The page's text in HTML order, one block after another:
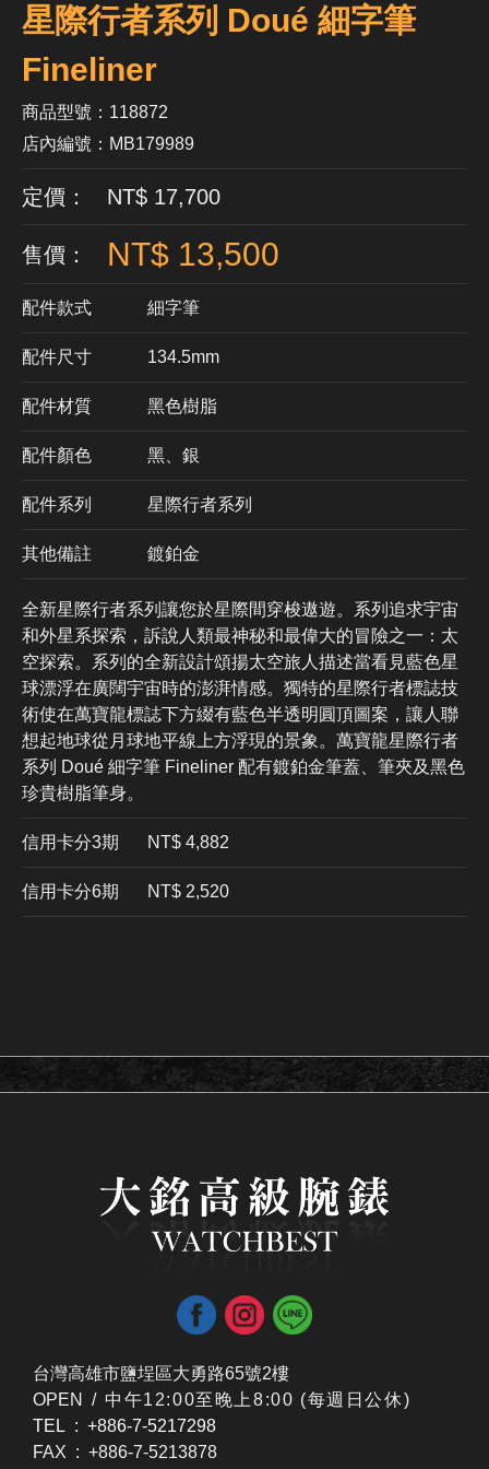
星際行者系列 Doué 細字筆
Fineliner
商品型號：118872
店內編號：MB179989
定價： NT$ 17,700
售價： NT$ 13,500
配件款式 細字筆
配件尺寸 134.5mm
配件材質 ​黑色樹脂
配件顏色 黑、銀
配件系列 星際行者系列
其他備註 鍍鉑金
全新星際行者系列讓您於星際間穿梭遨遊。系列追求宇宙
和外星系探索，訴說人類最神秘和最偉大的冒險之一：太
空探索。系列的全新設計頌揚太空旅人描述當看見藍色星
球漂浮在廣闊宇宙時的澎湃情感。獨特的星際行者標誌技
術使在萬寶龍標誌下方綴有藍色半透明圓頂圖案，讓人聯
想起地球從月球地平線上方浮現的景象。萬寶龍星際行者
系列 Doué 細字筆 Fineliner 配有鍍鉑金筆蓋、筆夾及黑色
珍貴樹脂筆身。
信用卡分3期 ​NT$ 4,882
信用卡分6期 NT$ 2,520
台灣高雄市鹽埕區大勇路65號2樓
OPEN / ​中午12:00至晚上8:00 (每週日公休)
TEL : +886-7-5217298
FAX : +886-7-5213878